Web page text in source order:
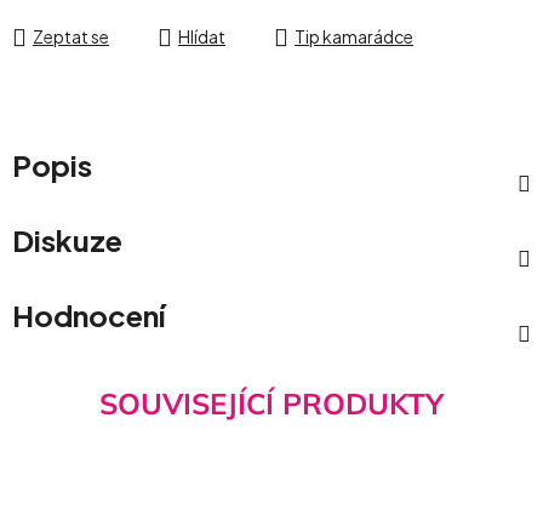
Zeptat se Hlídat Tip kamarádce
Popis
Diskuze
Hodnocení
SOUVISEJÍCÍ PRODUKTY